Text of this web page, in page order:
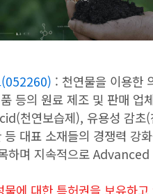
(052260) : 천연물을 이용한
등의 원료 제조 및 판매 업
천연보습제), 유용성 감초(
대표 소재들의 경쟁력 강
하며 지속적으로 Advanced
물에 대한 특허권을 보유하